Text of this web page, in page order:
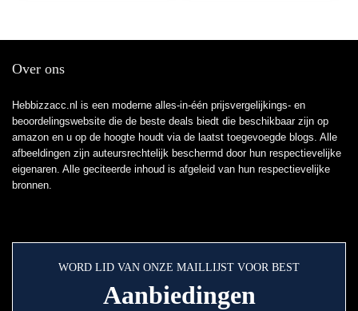
Over ons
Hebbizzacc.nl is een moderne alles-in-één prijsvergelijkings- en
beoordelingswebsite die de beste deals biedt die beschikbaar zijn op
amazon en u op de hoogte houdt via de laatst toegevoegde blogs. Alle
afbeeldingen zijn auteursrechtelijk beschermd door hun respectievelijke
eigenaren. Alle geciteerde inhoud is afgeleid van hun respectievelijke
bronnen.
WORD LID VAN ONZE MAILLIJST VOOR BEST
Aanbiedingen